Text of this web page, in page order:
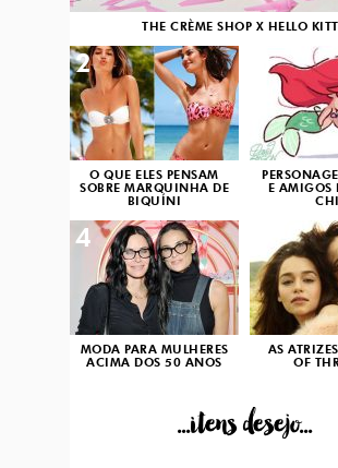
THE CRÈME SHOP X HELLO
O QUE ELES PENSAM
SOBRE MARQUINHA DE
BIQUÍNI
2
E AMIGOS
3
MODA PARA MULHERES
ACIMA DOS 50 ANOS
4
AS
OF
...itens desejo...